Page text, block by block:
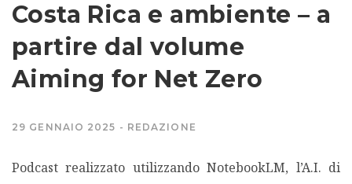
CONFLITTI
DONNE
ECONOMIA
Costa Rica e ambiente – a
partire dal volume
Aiming for Net Zero
29 GENNAIO 2025 REDAZIONE
Podcast realizzato utilizzando NotebookLM, l’A.I. di